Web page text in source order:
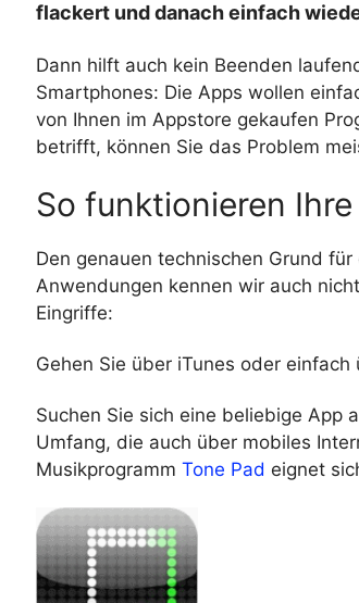
flackert und danach einfach
Dann hilft auch kein Beenden
Smartphones: Die Apps wollen
von Ihnen im Appstore gekaufen
betrifft, können Sie das Problem
So funktionieren
Den genauen technischen Grund
Anwendungen kennen wir auch
Eingriffe:
Gehen Sie über iTunes oder
Suchen Sie sich eine beliebige App
Umfang, die auch über mobiles
Musikprogramm Tone Pad eignet